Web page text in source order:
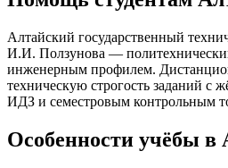
Алтайский государственный
И.И. Ползунова —
инженерным профилем.
техническую строгость заданий с
ИДЗ и семестровым контрольным
Особенности учёбы